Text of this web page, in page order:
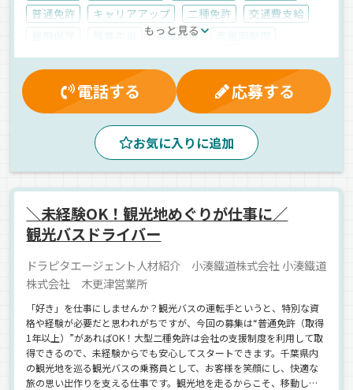
普通免許
キャリアアップ 二種免許
交通費支給
深夜手当
無事故手当
労災保険 賞与 入社祝金
健康保険
厚生年金
資格取得制度 昇給
マイカー通勤可
食費補助
制服・作業着貸与 寮完備
社内イベント
休日出勤割増金
朝 早朝 夜 昼
夕方
観光バス 中距離 ETC搭載
地場
一般旅客
バス 正社員
もっと見る
電話する 応募する
お気に入りに追加
＼未経験OK！観光地めぐりが仕事に／
観光バスドライバー
ドラピタエージェント人材紹介 小湊鐵道株式会社 小湊鐵道
株式会社 木更津営業所
「好き」を仕事にしませんか？観光バスの運転手というと、特別な資
格や経験が必要だと思われがちですが、今回の募集は“普通免許（取得
1年以上）”があればOK！大型二種免許は会社の支援制度を利用して取
得できるので、未経験からでも安心してスタートできます。千葉県内
の観光地を巡る観光バスの乗務員として、お客様を笑顔にし、快適な
旅の思い出作りを支える仕事です。観光地を走るからこそ、移動しな